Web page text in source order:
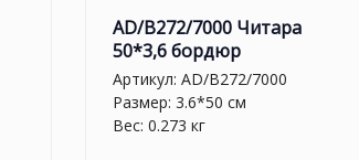
AD/B272/7000 Читара
50*3,6 бордюр
Артикул: AD/B272/7000
Размер: 3.6*50 см
Вес: 0.273 кг